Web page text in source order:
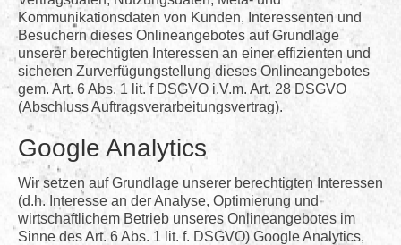
Kommunikationsdaten von Kunden, Interessenten und
Besuchern dieses Onlineangebotes auf Grundlage
unserer berechtigten Interessen an einer effizienten und
sicheren Zurverfügungstellung dieses Onlineangebotes
gem. Art. 6 Abs. 1 lit. f DSGVO i.V.m. Art. 28 DSGVO
(Abschluss Auftragsverarbeitungsvertrag).
Google Analytics
Wir setzen auf Grundlage unserer berechtigten Interessen
(d.h. Interesse an der Analyse, Optimierung und
wirtschaftlichem Betrieb unseres Onlineangebotes im
Sinne des Art. 6 Abs. 1 lit. f. DSGVO) Google Analytics,